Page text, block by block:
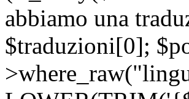
abbiamo una
$traduzioni[0];